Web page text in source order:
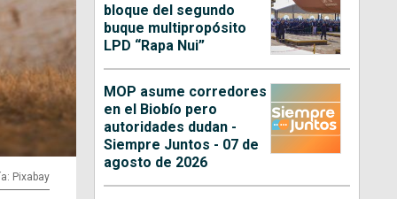
Pixabay
bloque del segundo
buque multipropósito
LPD “Rapa Nui”
MOP asume corredores
en el Biobío pero
autoridades dudan -
Siempre Juntos - 07 de
agosto de 2026